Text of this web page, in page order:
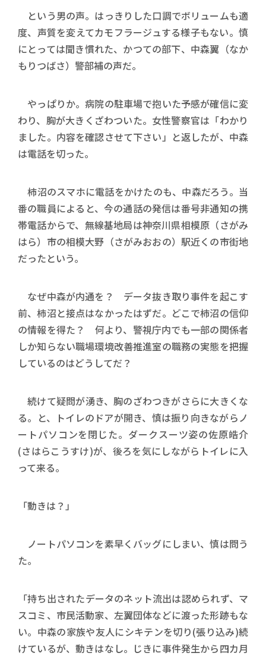
という男の声。はっきりした口調でボリュームも適
度、声質を変えてカモフラージュする様子もない。慎
にとっては聞き慣れた、かつての部下、中森翼（なか
もりつばさ）警部補の声だ。
やっぱりか。病院の駐車場で抱いた予感が確信に変
わり、胸が大きくざわついた。女性警察官は「わかり
ました。内容を確認させて下さい」と返したが、中森
は電話を切った。
柿沼のスマホに電話をかけたのも、中森だろう。当
番の職員によると、今の通話の発信は番号非通知の携
帯電話からで、無線基地局は神奈川県相模原（さがみ
はら）市の相模大野（さがみおおの）駅近くの市街地
だったという。
なぜ中森が内通を？ データ抜き取り事件を起こす
前、柿沼と接点はなかったはずだ。どこで柿沼の信仰
の情報を得た？ 何より、警視庁内でも一部の関係者
しか知らない職場環境改善推進室の職務の実態を把握
しているのはどうしてだ？
続けて疑問が湧き、胸のざわつきがさらに大きくな
る。と、トイレのドアが開き、慎は振り向きながらノ
ートパソコンを閉じた。ダークスーツ姿の佐原皓介
(さはらこうすけ)が、後ろを気にしながらトイレに入
って来る。
「動きは？」
ノートパソコンを素早くバッグにしまい、慎は問う
た。
「持ち出されたデータのネット流出は認められず、マ
スコミ、市民活動家、左翼団体などに渡った形跡もな
い。中森の家族や友人にシキテンを切り(張り込み)続
けているが、動きはなし。じきに事件発生から四カ月